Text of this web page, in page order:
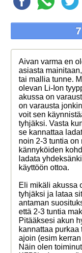
Aivan varma en
asiasta
tai mallia tunne.
olevan Li-Ion
akussa on
on varausta
voit sen
tyhjäksi. Vasta
se kannattaa
noin 2-3 tuntia on
kännyköiden
ladata
käyttöön ottoa.
Eli mikäli akussa
tyhjäksi ja lataa
antaman
että 2-3 tuntia
Pitääksesi akun
kannattaa
ajoin (esim
Näin olen